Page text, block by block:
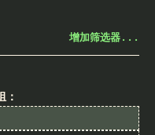
增加筛选器...